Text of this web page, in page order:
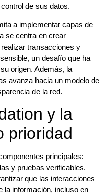
de sus datos.
a implementar capas de
se centra en crear
transacciones y
un desafío que ha
origen. Además, la
avanza hacia un modelo de
de la red.
y la
prioridad
principales:
y pruebas verificables.
que las interacciones
la información, incluso en